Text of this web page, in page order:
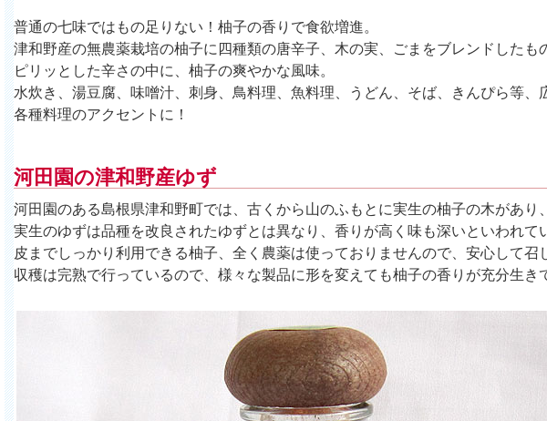
普通の七味ではもの足りない！柚子の香りで食欲増進。
津和野産の無農薬栽培の柚子に四種類の唐辛子、木の実、ごまをブレンドしたも
ピリッとした辛さの中に、柚子の爽やかな風味。
水炊き、湯豆腐、味噌汁、刺身、鳥料理、魚料理、うどん、そば、きんぴら等、
各種料理のアクセントに！
河田園の津和野産ゆず
河田園のある島根県津和野町では、古くから山のふもとに実生の柚子の木があり
実生のゆずは品種を改良されたゆずとは異なり、香りが高く味も深いといわれて
皮までしっかり利用できる柚子、全く農薬は使っておりませんので、安心して召
収穫は完熟で行っているので、様々な製品に形を変えても柚子の香りが充分生き